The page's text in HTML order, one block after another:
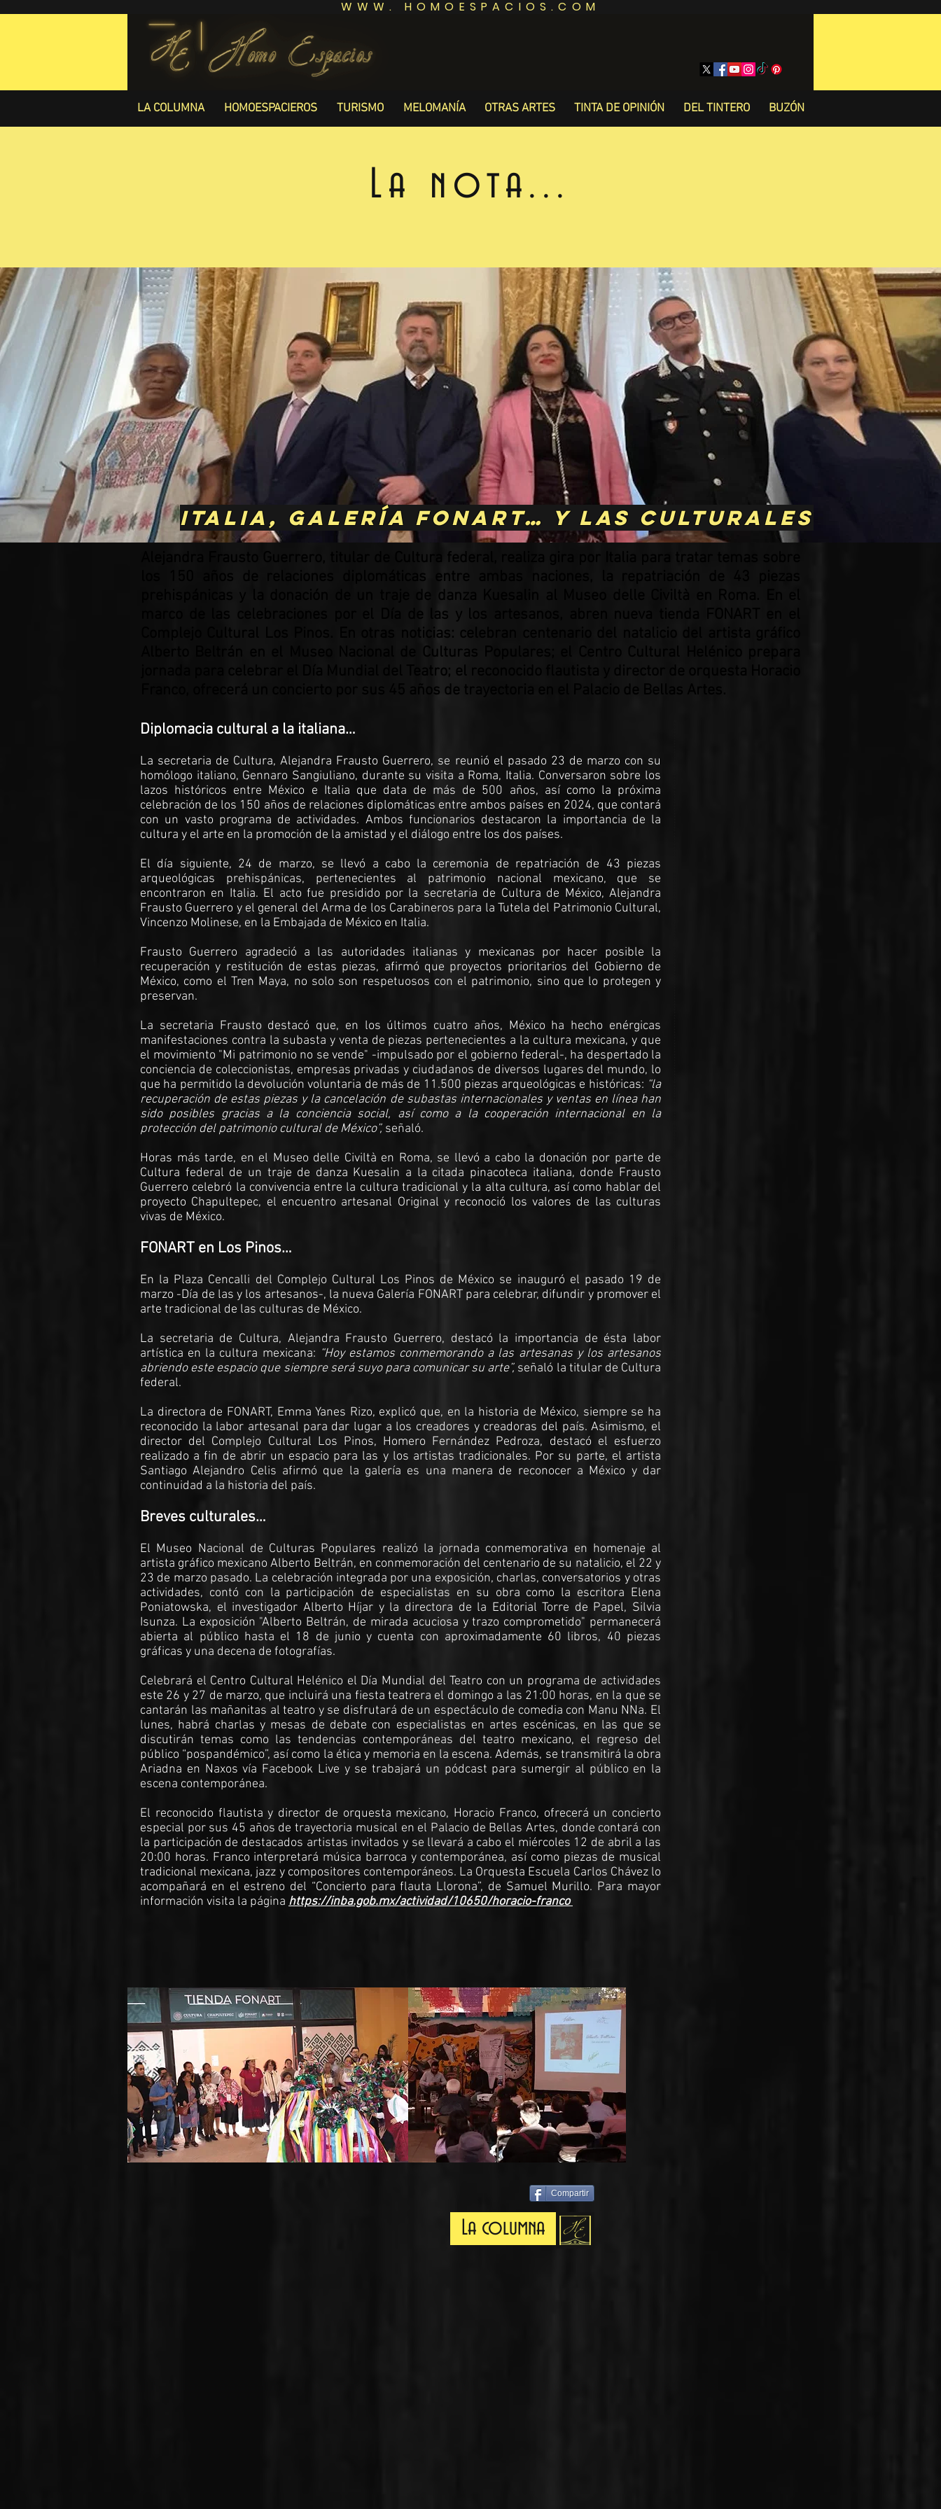
WWW. HOMOESPACIOS.COM
LA COLUMNA HOMOESPACIEROS TURISMO MELOMANÍA OTRAS ARTES TINTA DE OPINIÓN DEL TINTERO BUZÓN
La nota...
Italia, Galería FONART… y las culturales
los 150 años de relaciones diplomáticas entre ambas naciones, la repatriación de 43 piezas
prehispánicas y la donación de un traje de danza Kuesalin al Museo delle Civiltà en Roma. En el
marco de las celebraciones por el Día de las y los artesanos, abren nueva tienda FONART en el
Complejo Cultural Los Pinos. En otras noticias: celebran centenario del natalicio del artista gráfico
Alberto Beltrán en el Museo Nacional de Culturas Populares; el Centro Cultural Helénico prepara
jornada para celebrar el Día Mundial del Teatro; el reconocido flautista y director de orquesta Horacio
Franco, ofrecerá un concierto por sus 45 años de trayectoria en el Palacio de Bellas Artes.
Diplomacia cultural a la italiana…
La secretaria de Cultura, Alejandra Frausto Guerrero, se reunió el pasado 23 de marzo con su
homólogo italiano, Gennaro Sangiuliano, durante su visita a Roma, Italia. Conversaron sobre los
lazos históricos entre México e Italia que data de más de 500 años, así como la próxima
celebración de los 150 años de relaciones diplomáticas entre ambos países en 2024, que contará
con un vasto programa de actividades. Ambos funcionarios destacaron la importancia de la
cultura y el arte en la promoción de la amistad y el diálogo entre los dos países.
El día siguiente, 24 de marzo, se llevó a cabo la ceremonia de repatriación de 43 piezas
arqueológicas prehispánicas, pertenecientes al patrimonio nacional mexicano, que se
encontraron en Italia. El acto fue presidido por la secretaria de Cultura de México, Alejandra
Frausto Guerrero y el general del Arma de los Carabineros para la Tutela del Patrimonio Cultural,
Vincenzo Molinese, en la Embajada de México en Italia.
Frausto Guerrero agradeció a las autoridades italianas y mexicanas por hacer posible la
recuperación y restitución de estas piezas, afirmó que proyectos prioritarios del Gobierno de
México, como el Tren Maya, no solo son respetuosos con el patrimonio, sino que lo protegen y
preservan.
La secretaria Frausto destacó que, en los últimos cuatro años, México ha hecho enérgicas
manifestaciones contra la subasta y venta de piezas pertenecientes a la cultura mexicana, y que
el movimiento "Mi patrimonio no se vende" -impulsado por el gobierno federal-, ha despertado la
conciencia de coleccionistas, empresas privadas y ciudadanos de diversos lugares del mundo, lo
que ha permitido la devolución voluntaria de más de 11.500 piezas arqueológicas e históricas: “la
recuperación de estas piezas y la cancelación de subastas internacionales y ventas en línea han
sido posibles gracias a la conciencia social, así como a la cooperación internacional en la
protección del patrimonio cultural de México”, señaló.
Horas más tarde, en el Museo delle Civiltà en Roma, se llevó a cabo la donación por parte de
Cultura federal de un traje de danza Kuesalin a la citada pinacoteca italiana, donde Frausto
Guerrero celebró la convivencia entre la cultura tradicional y la alta cultura, así como hablar del
proyecto Chapultepec, el encuentro artesanal Original y reconoció los valores de las culturas
vivas de México.
FONART en Los Pinos…
En la Plaza Cencalli del Complejo Cultural Los Pinos de México se inauguró el pasado 19 de
marzo -Día de las y los artesanos-, la nueva Galería FONART para celebrar, difundir y promover el
arte tradicional de las culturas de México.
La secretaria de Cultura, Alejandra Frausto Guerrero, destacó la importancia de ésta labor
artística en la cultura mexicana: “Hoy estamos conmemorando a las artesanas y los artesanos
abriendo este espacio que siempre será suyo para comunicar su arte”, señaló la titular de Cultura
federal.
La directora de FONART, Emma Yanes Rizo, explicó que, en la historia de México, siempre se ha
reconocido la labor artesanal para dar lugar a los creadores y creadoras del país. Asimismo, el
director del Complejo Cultural Los Pinos, Homero Fernández Pedroza, destacó el esfuerzo
realizado a fin de abrir un espacio para las y los artistas tradicionales. Por su parte, el artista
Santiago Alejandro Celis afirmó que la galería es una manera de reconocer a México y dar
continuidad a la historia del país.
Breves culturales…
El Museo Nacional de Culturas Populares realizó la jornada conmemorativa en homenaje al
artista gráfico mexicano Alberto Beltrán, en conmemoración del centenario de su natalicio, el 22 y
23 de marzo pasado. La celebración integrada por una exposición, charlas, conversatorios y otras
actividades, contó con la participación de especialistas en su obra como la escritora Elena
Poniatowska, el investigador Alberto Híjar y la directora de la Editorial Torre de Papel, Silvia
Isunza. La exposición "Alberto Beltrán, de mirada acuciosa y trazo comprometido" permanecerá
abierta al público hasta el 18 de junio y cuenta con aproximadamente 60 libros, 40 piezas
gráficas y una decena de fotografías.
Celebrará el Centro Cultural Helénico el Día Mundial del Teatro con un programa de actividades
este 26 y 27 de marzo, que incluirá una fiesta teatrera el domingo a las 21:00 horas, en la que se
cantarán las mañanitas al teatro y se disfrutará de un espectáculo de comedia con Manu NNa. El
lunes, habrá charlas y mesas de debate con especialistas en artes escénicas, en las que se
discutirán temas como las tendencias contemporáneas del teatro mexicano, el regreso del
público “pospandémico”, así como la ética y memoria en la escena. Además, se transmitirá la obra
Ariadna en Naxos vía Facebook Live y se trabajará un pódcast para sumergir al público en la
escena contemporánea.
El reconocido flautista y director de orquesta mexicano, Horacio Franco, ofrecerá un concierto
especial por sus 45 años de trayectoria musical en el Palacio de Bellas Artes, donde contará con
la participación de destacados artistas invitados y se llevará a cabo el miércoles 12 de abril a las
20:00 horas. Franco interpretará música barroca y contemporánea, así como piezas de musical
tradicional mexicana, jazz y compositores contemporáneos. La Orquesta Escuela Carlos Chávez lo
acompañará en el estreno del “Concierto para flauta Llorona”, de Samuel Murillo. Para mayor
información visita la página https://inba.gob.mx/actividad/10650/horacio-franco
Compartir
La columna